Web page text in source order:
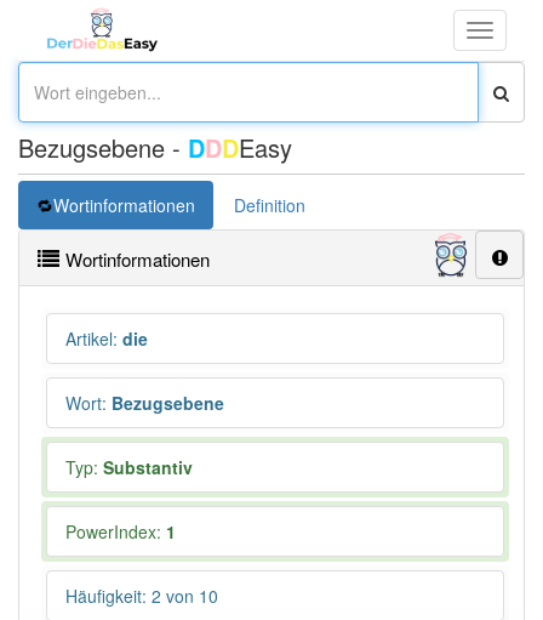
Toggle
Bezugsebene - DDDEasy
Wortinformationen Definition
Wortinformationen
Artikel: die
Wort: Bezugsebene
Typ: Substantiv
PowerIndex: 1
Häufigkeit: 2 von 10